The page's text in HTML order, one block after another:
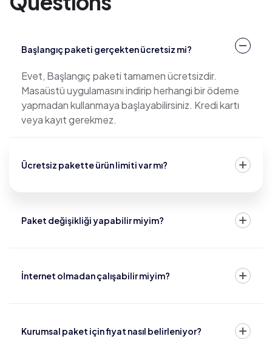
Başlangıç paketi gerçekten ücretsiz mi?
Evet, Başlangıç paketi tamamen ücretsizdir.
Masaüstü uygulamasını indirip herhangi bir ödeme
yapmadan kullanmaya başlayabilirsiniz. Kredi kartı
veya kayıt gerekmez.
Ücretsiz pakette ürün limiti var mı?
Paket değişikliği yapabilir miyim?
İnternet olmadan çalışabilir miyim?
Kurumsal paket için fiyat nasıl belirleniyor?